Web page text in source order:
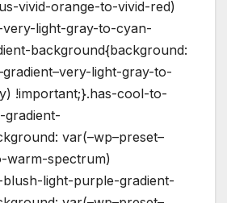
vivid-orange-to-vivid-red)
very-light-gray-to-cyan-
background{background:
light-gray-to-
!important;}.has-cool-to-
gradient-
var(–wp–preset–
warm-spectrum)
blush-light-purple-gradient-